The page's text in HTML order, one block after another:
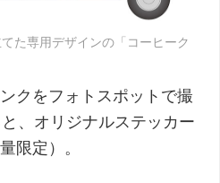
た専用デザインの「コーヒーク
クをフォトスポットで撮
、オリジナルステッカー
限定）。